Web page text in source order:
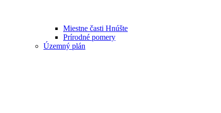
Miestne časti Hnúšte
Prírodné pomery
Územný plán